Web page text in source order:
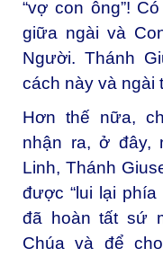
“vợ con ông”!
giữa ngài và
Người. Thánh
cách này và ngài
Hơn thế nữa,
nhận ra, ở đây,
Linh, Thánh
được “lui lại phía
đã hoàn tất sứ
Chúa và để